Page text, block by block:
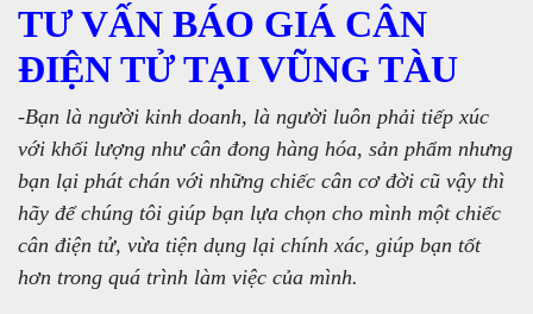
TƯ VẤN BÁO GIÁ CÂN
ĐIỆN TỬ TẠI VŨNG TÀU
-Bạn là người kinh doanh, là người luôn phải tiếp xúc
với khối lượng như cân đong hàng hóa, sản phẩm nhưng
bạn lại phát chán với những chiếc cân cơ đời cũ vậy thì
hãy để chúng tôi giúp bạn lựa chọn cho mình một chiếc
cân điện tử, vừa tiện dụng lại chính xác, giúp bạn tốt
hơn trong quá trình làm việc của mình.